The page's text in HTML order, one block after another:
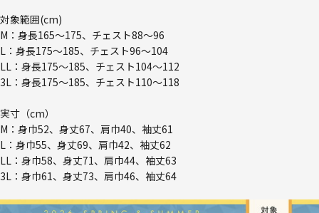
対象範囲(cm)
M：身長165～175、チェスト88～96
L：身長175～185、チェスト96～104
LL：身長175～185、チェスト104～112
3L：身長175～185、チェスト110～118
実寸（cm）
M：身巾52、身丈67、肩巾40、袖丈61
L：身巾55、身丈69、肩巾42、袖丈62
LL：身巾58、身丈71、肩巾44、袖丈63
3L：身巾61、身丈73、肩巾46、袖丈64